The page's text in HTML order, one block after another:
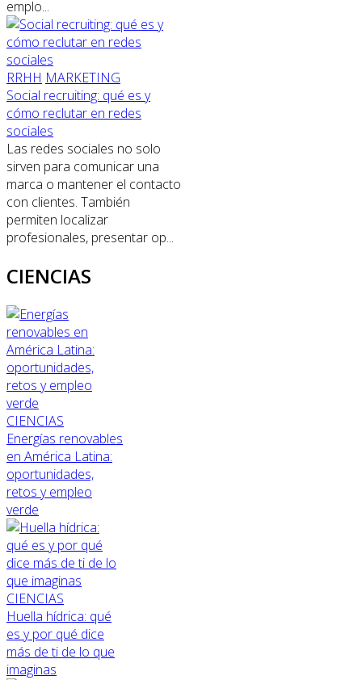
emplo...
RRHH MARKETING
Social recruiting: qué es y
cómo reclutar en redes
sociales
Las redes sociales no solo
sirven para comunicar una
marca o mantener el contacto
con clientes. También
permiten localizar
profesionales, presentar op...
CIENCIAS
CIENCIAS
Energías renovables
en América Latina:
oportunidades,
retos y empleo
verde
CIENCIAS
Huella hídrica: qué
es y por qué dice
más de ti de lo que
imaginas